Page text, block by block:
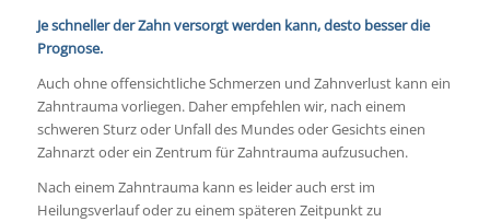
Je schneller der Zahn versorgt werden kann, desto besser die
Prognose.
Auch ohne offensichtliche Schmerzen und Zahnverlust kann ein
Zahntrauma vorliegen. Daher empfehlen wir, nach einem
schweren Sturz oder Unfall des Mundes oder Gesichts einen
Zahnarzt oder ein Zentrum für Zahntrauma aufzusuchen.
Nach einem Zahntrauma kann es leider auch erst im
Heilungsverlauf oder zu einem späteren Zeitpunkt zu